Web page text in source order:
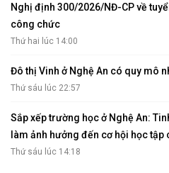
Nghị định 300/2026/NĐ-CP về
công chức
Thứ hai lúc 14:00
Đô thị Vinh ở Nghệ An có quy mô
Thứ sáu lúc 22:57
Sắp xếp trường học ở Nghệ An:
làm ảnh hưởng đến cơ hội học tập
Thứ sáu lúc 14:18